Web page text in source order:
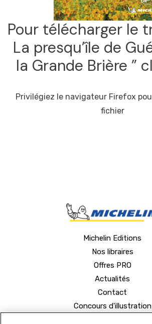
Pour télécharger le
La presqu’île de
la Grande Brière ”
Privilégiez le navigateur Firefox
fichier
Michelin Editions
Nos libraires
Offres PRO
Actualités
Contact
Concours d'illustration